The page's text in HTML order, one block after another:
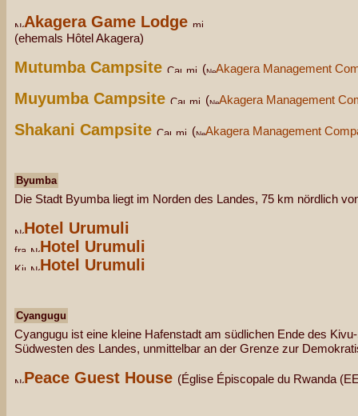
Akagera Game Lodge
(ehemals Hôtel Akagera)
MutumbaCampsite ( Akagera Management
MuyumbaCampsite ( Akagera Management
Shakani Campsite ( Akagera Management
Byumba
Die Stadt Byumba liegt im Norden des Landes, 75 km nördlich
Hotel Urumuli
Hotel Urumuli
Hotel Urumuli
Cyangugu
Cyangugu ist eine kleine Hafenstadt am südlichen Ende des
Südwesten des Landes, unmittelbar an der Grenze zur
Peace Guest House (Église Épiscopale du Rwanda